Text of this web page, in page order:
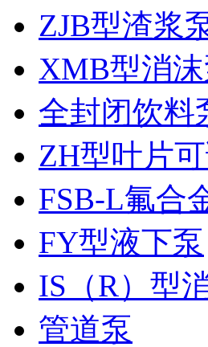
ZJB型渣浆
XMB型消
全封闭饮料
ZH型叶片
FSB-L氟合
FY型液下泵
IS（R）型
管道泵